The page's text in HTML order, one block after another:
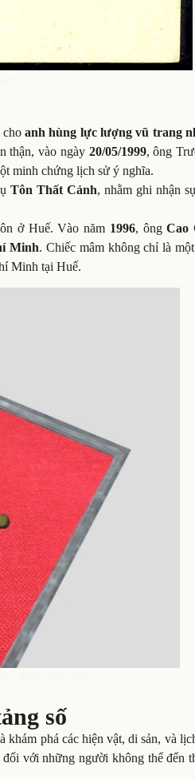
choanh hùng lực lượng vũ trang
thận, vào ngày 20/05/1999, ông
minh chứng lịch sử ý nghĩa.
Tôn Thất Cảnh, nhằm ghi nhận
ở Huế. Vào năm 1996, ôngCao
Minh. Chiếc mâm không chỉ là
Minh tại Huế.
số
khám phá các hiện vật, di sản, và
với những người không thể đến